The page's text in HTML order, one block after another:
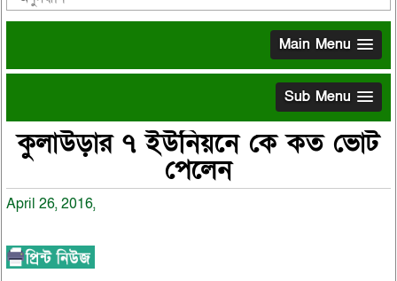
Main Menu
Sub Menu
কুলাউড়ার ৭ ইউনিয়নে কে কত ভোট
পেলেন
April 26, 2016,